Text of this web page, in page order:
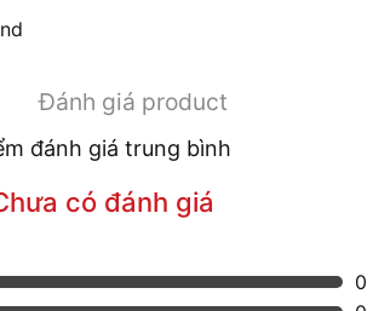
Đánh giá product
đánh giá trung bình
có đánh giá
0